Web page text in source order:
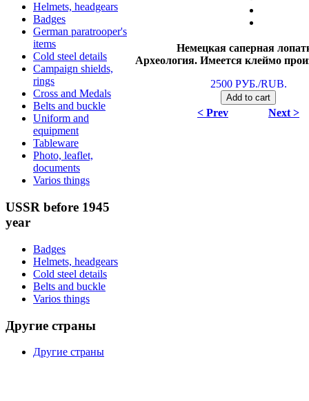
Helmets, headgears
Badges
German paratrooper's
items
Cold steel details
Campaign shields,
rings
Cross and Medals
Belts and buckle
Uniform and
equipment
Tableware
Photo, leaflet,
documents
Varios things
USSR before 1945
year
Badges
Helmets, headgears
Cold steel details
Belts and buckle
Varios things
Другие страны
Другие страны
Немецкая саперная
Археология. Имеется клеймо
2500 РУБ./RUB.
< Prev Next >